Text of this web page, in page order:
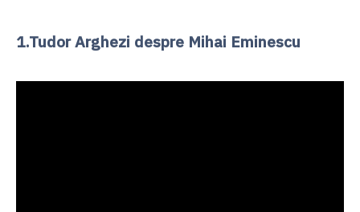
1.Tudor Arghezi despre Mihai Eminescu